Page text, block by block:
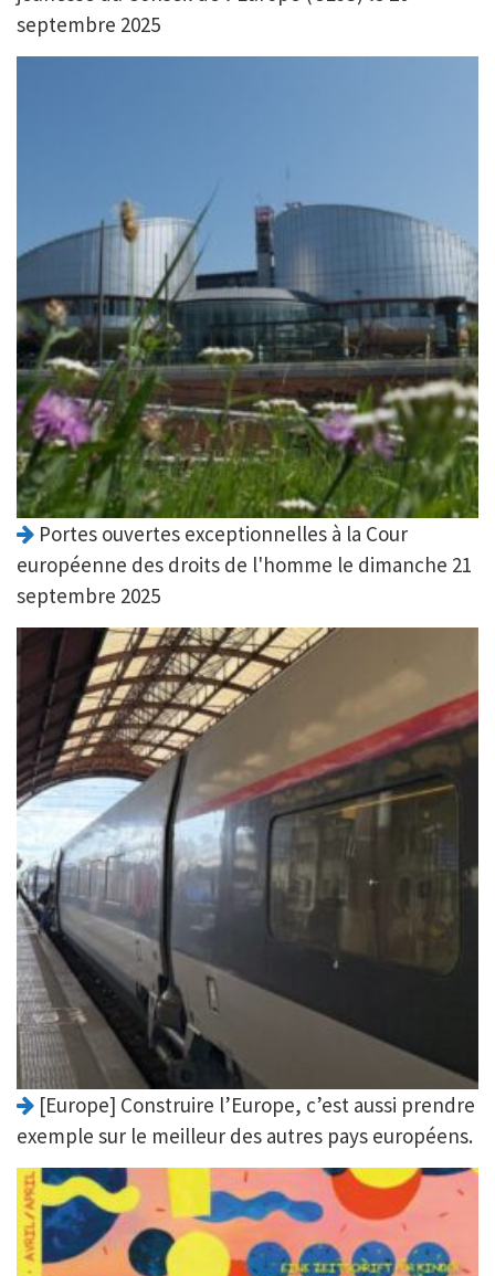
septembre 2025
Portes ouvertes exceptionnelles à la Cour
européenne des droits de l'homme le dimanche 21
septembre 2025
[Europe] Construire l’Europe, c’est aussi prendre
exemple sur le meilleur des autres pays européens.